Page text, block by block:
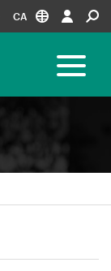
CA
Toggle